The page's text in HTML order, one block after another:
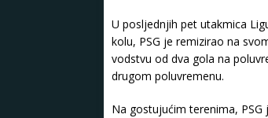
U posljednjih pet utakmica
kolu, PSG je remizirao na
vodstvu od dva gola na
drugom poluvremenu.
Na gostujućim terenima,